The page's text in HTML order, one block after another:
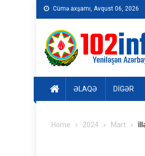
Cümə axşamı, Avqust 06, 2026
ƏLAQƏ DIGƏR
Home 2024 Mart